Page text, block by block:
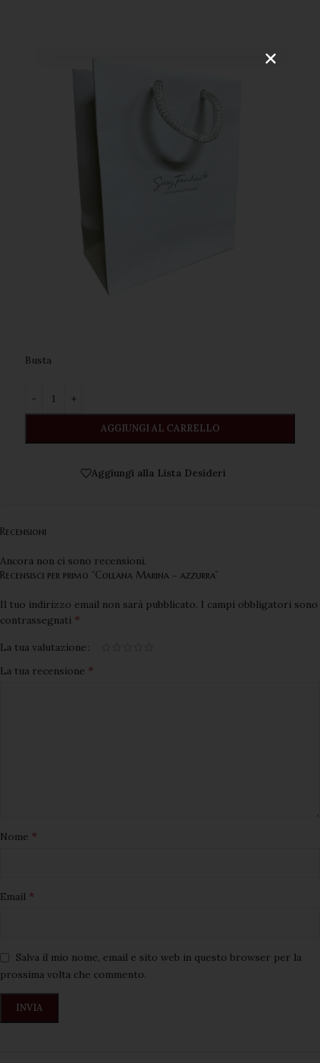
Busta ️
AGGIUNGI AL CARRELLO
Aggiungi alla Lista Desideri
Recensioni
Ancora non ci sono recensioni.
Recensisci per primo “Collana Marina – azzurra”
Il tuo indirizzo email non sarà pubblicato. I campi obbligatori sono
contrassegnati *
La tua valutazione
La tua recensione *
Nome *
Email *
Salva il mio nome, email e sito web in questo browser per la
prossima volta che commento.